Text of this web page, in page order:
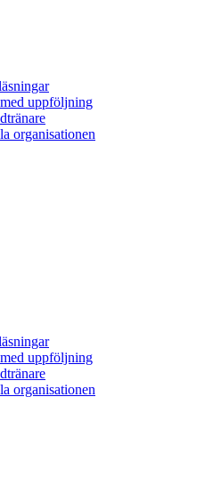
uppföljning
organisationen
uppföljning
organisationen